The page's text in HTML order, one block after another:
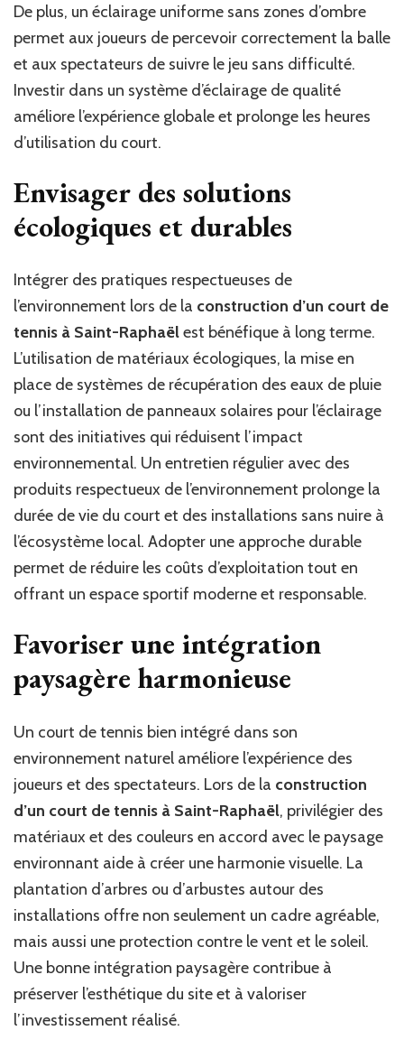
De plus, un éclairage uniforme sans zones d’ombre
permet aux joueurs de percevoir correctement la balle
et aux spectateurs de suivre le jeu sans difficulté.
Investir dans un système d’éclairage de qualité
améliore l’expérience globale et prolonge les heures
d’utilisation du court.
Envisager des solutions
écologiques et durables
Intégrer des pratiques respectueuses de
l’environnement lors de la construction d’un court de
tennis à Saint-Raphaëlest bénéfique à long terme.
L’utilisation de matériaux écologiques, la mise en
place de systèmes de récupération des eaux de pluie
ou l’installation de panneaux solaires pour l’éclairage
sont des initiatives qui réduisent l’impact
environnemental. Un entretien régulier avec des
produits respectueux de l’environnement prolonge la
durée de vie du court et des installations sans nuire à
l’écosystème local. Adopter une approche durable
permet de réduire les coûts d’exploitation tout en
offrant un espace sportif moderne et responsable.
Favoriser une intégration
paysagère harmonieuse
Un court de tennis bien intégré dans son
environnement naturel améliore l’expérience des
joueurs et des spectateurs. Lors de la construction
d’un court de tennis à Saint-Raphaël, privilégier des
matériaux et des couleurs en accord avec le paysage
environnant aide à créer une harmonie visuelle. La
plantation d’arbres ou d’arbustes autour des
installations offre non seulement un cadre agréable,
mais aussi une protection contre le vent et le soleil.
Une bonne intégration paysagère contribue à
préserver l’esthétique du site et à valoriser
l’investissement réalisé.